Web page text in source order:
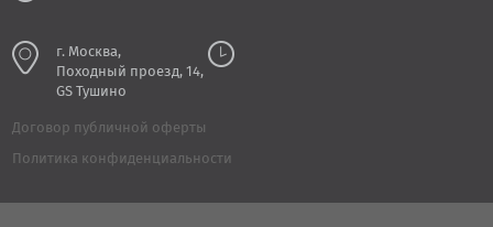
г. Москва,
Походный проезд, 14,
GS Тушино
Договор публичной оферты
Политика конфиденциальности